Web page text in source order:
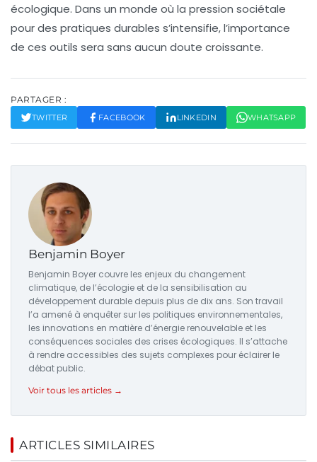
écologique. Dans un monde où la pression sociétale
pour des pratiques durables s’intensifie, l’importance
de ces outils sera sans aucun doute croissante.
PARTAGER :
TWITTER FACEBOOK LINKEDIN WHATSAPP
Benjamin Boyer
Benjamin Boyer couvre les enjeux du changement
climatique, de l’écologie et de la sensibilisation au
développement durable depuis plus de dix ans. Son travail
l’a amené à enquêter sur les politiques environnementales,
les innovations en matière d’énergie renouvelable et les
conséquences sociales des crises écologiques. Il s’attache
à rendre accessibles des sujets complexes pour éclairer le
débat public.
Voir tous les articles →
ARTICLES SIMILAIRES